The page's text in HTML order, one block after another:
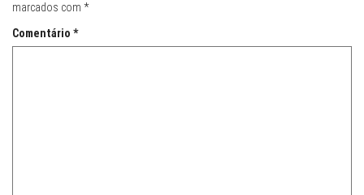
marcados com *
Comentário *